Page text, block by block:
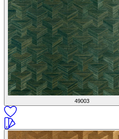
49003